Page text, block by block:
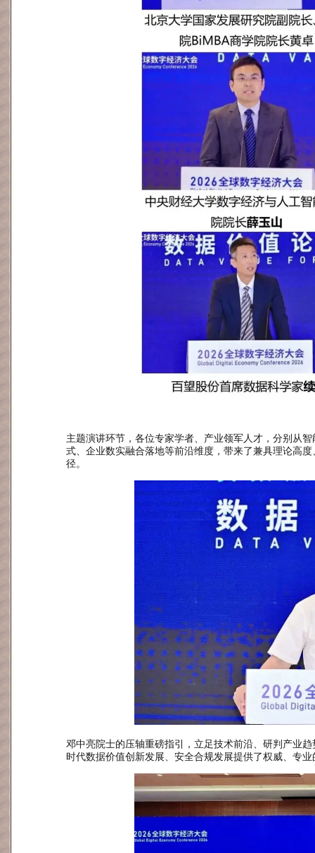
主题演讲环节，各位专家学者、产业领军人才，分别从
式、企业数实融合落地等前沿维度，带来了兼具理论高
径。
邓中亮院士的压轴重磅指引，立足技术前沿、研判产业
时代数据价值创新发展、安全合规发展提供了权威、专业